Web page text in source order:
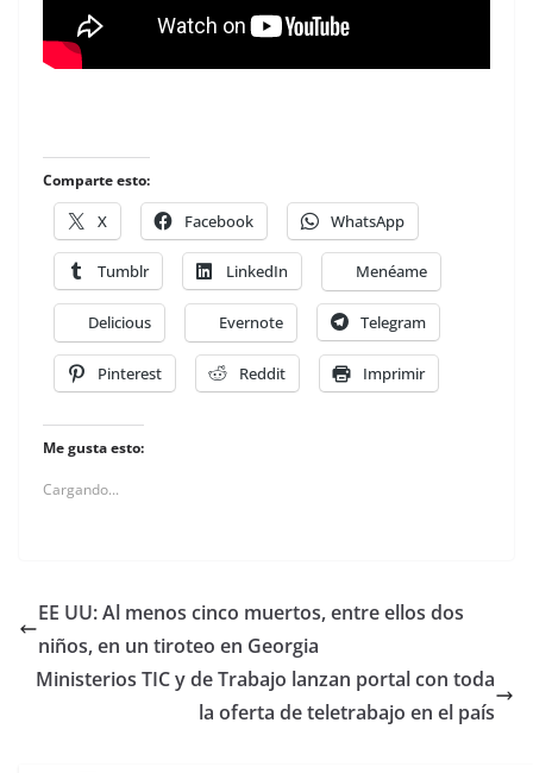
Comparte esto:
X Facebook WhatsApp
Tumblr LinkedIn Menéame
Delicious Evernote Telegram
Pinterest Reddit Imprimir
Me gusta esto:
Cargando...
EE UU: Al menos cinco muertos, entre ellos dos
niños, en un tiroteo en Georgia
Ministerios TIC y de Trabajo lanzan portal con toda
la oferta de teletrabajo en el país